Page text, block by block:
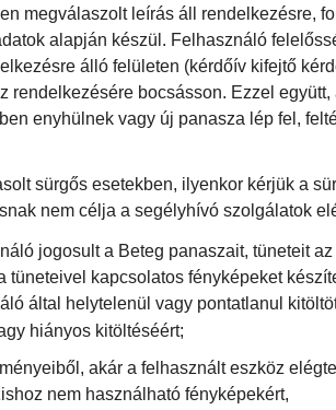
megválaszolt leírás áll rendelkezésre,
alapján készül. Felhasználó
álló felületen (kérdőív kifejtő
rendelkezésére bocsásson. Ezzel
enyhülnek vagy új panasza lép fel,
sürgős esetekben, ilyenkor kérjük a
nem célja a segélyhívó szolgálatok
jogosult a Beteg panaszait, tüneteit
kapcsolatos fényképeket
által helytelenül vagy pontatlanul
hiányos kitöltéséért;
akár a felhasznált eszköz
nem használható fényképekért,